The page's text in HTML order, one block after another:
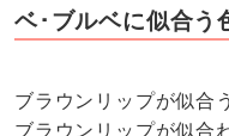
ベ･ブルベに似合う
ブラウンリップが似合
ブラウンリップが似合